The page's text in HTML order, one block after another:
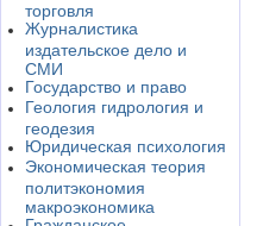
торговля
Журналистика
издательское дело и
СМИ
Государство и право
Геология гидрология и
геодезия
Юридическая психология
Экономическая теория
политэкономия
макроэкономика